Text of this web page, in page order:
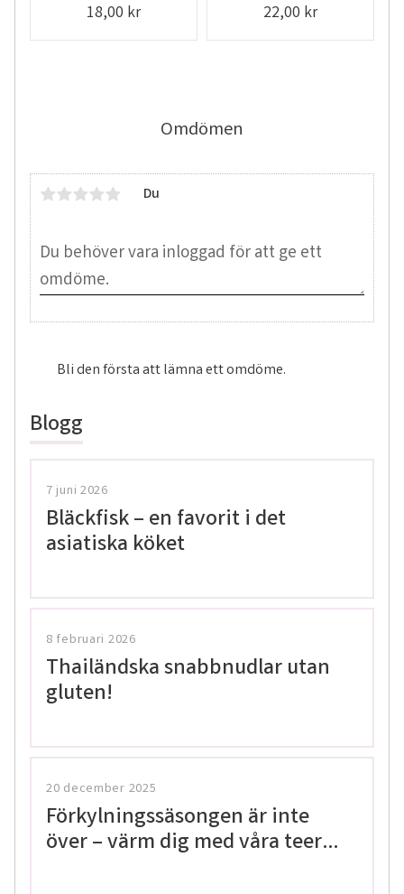
Omdömen
Du
Bli den första att lämna ett omdöme.
18,00 kr 22,00 kr
Blogg
7 juni 2026
Bläckfisk – en favorit i det
asiatiska köket
8 februari 2026
Thailändska snabbnudlar utan
gluten!
20 december 2025
Förkylningssäsongen är inte
över – värm dig med våra teer